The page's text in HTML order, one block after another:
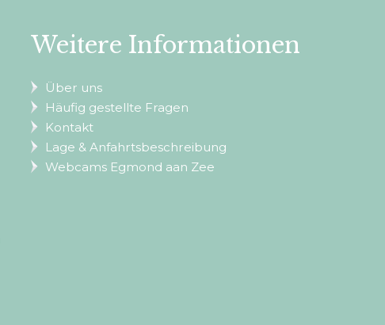
Weitere Informationen
Über uns
Häufig gestellte Fragen
Kontakt
Lage & Anfahrtsbeschreibung
Webcams Egmond aan Zee